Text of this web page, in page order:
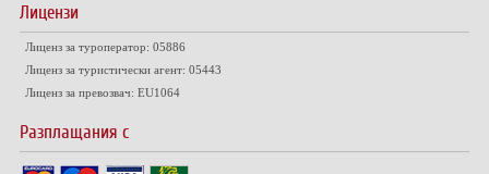
Лицензи
Лиценз за туроператор: 05886
Лиценз за туристически агент: 05443
Лиценз за превозвач: EU1064
Разплащания с